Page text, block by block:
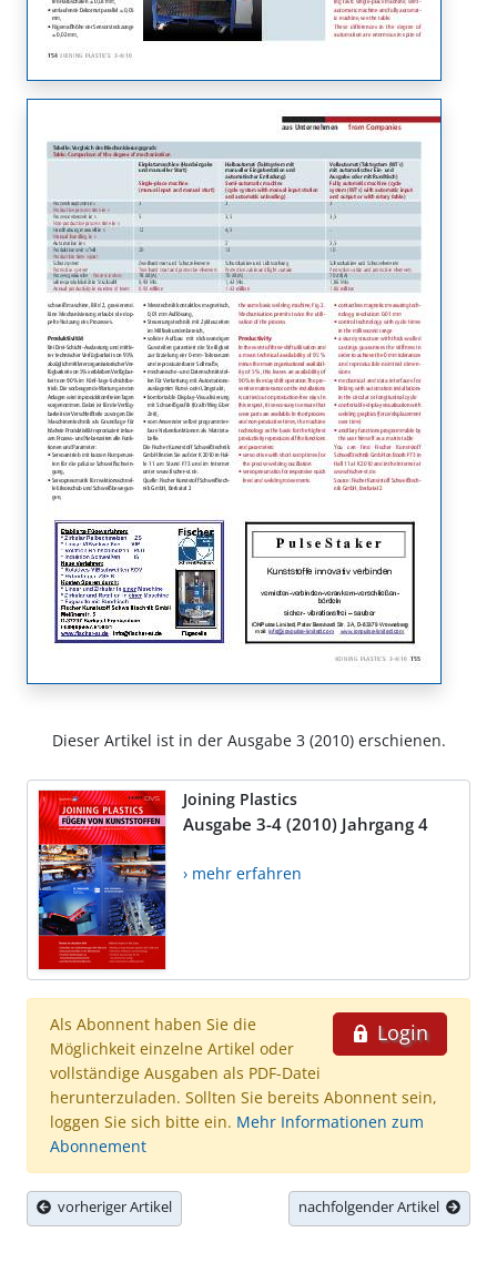
Dieser Artikel ist in der Ausgabe 3 (2010) erschienen.
Joining Plastics
Ausgabe 3-4 (2010) Jahrgang 4
› mehr erfahren
Login
Als Abonnent haben Sie die
Möglichkeit einzelne Artikel oder
vollständige Ausgaben als PDF-Datei
herunterzuladen. Sollten Sie bereits Abonnent sein,
loggen Sie sich bitte ein. Mehr Informationen zum
Abonnement
vorheriger Artikel nachfolgender Artikel